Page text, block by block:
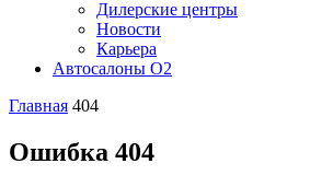
Дилерские центры
Новости
Карьера
Автосалоны O2
Главная 404
Ошибка 404